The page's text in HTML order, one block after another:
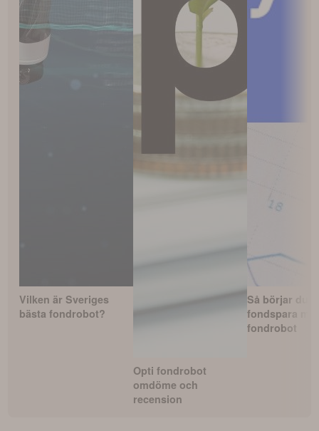
Vilken är Sveriges
bästa fondrobot?
Opti fondrobot
omdöme och
recension
Så börjar du
fondspara
fondrobot